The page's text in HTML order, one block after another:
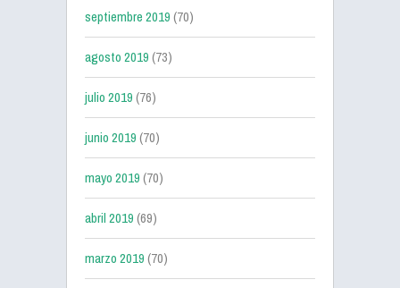
septiembre 2019(70)
agosto 2019(73)
julio 2019(76)
junio 2019(70)
mayo 2019(70)
abril 2019(69)
marzo 2019(70)